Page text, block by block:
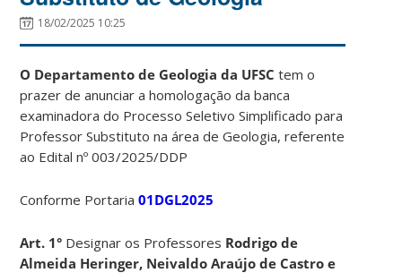
18/02/2025 10:25
O Departamento de Geologia da UFSC tem o
prazer de anunciar a homologação da banca
examinadora do Processo Seletivo Simplificado para
Professor Substituto na área de Geologia, referente
ao Edital nº 003/2025/DDP
Conforme Portaria01DGL2025
Art. 1° Designar os Professores Rodrigo de
Almeida Heringer, Neivaldo Araújo de Castro e